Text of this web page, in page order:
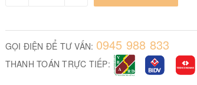
GỌI ĐIỆN ĐỂ TƯ VẤN: 0945 988 833
THANH TOÁN TRỰC TIẾP: